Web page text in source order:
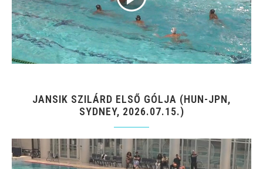
JANSIK SZILÁRD ELSŐ GÓLJA (HUN-JPN,
SYDNEY, 2026.07.15.)